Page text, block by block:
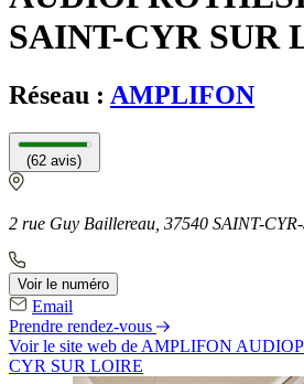
SAINT-CYR SUR
Réseau : AMPLIFON
(62 avis)
2 rue Guy Baillereau, 37540 SAINT-
Voir le numéro
Email
Prendre rendez-vous
Voir le site web de AMPLIFON
CYR SUR LOIRE